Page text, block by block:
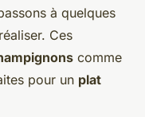
à quelques
Ces
comme
pour un plat